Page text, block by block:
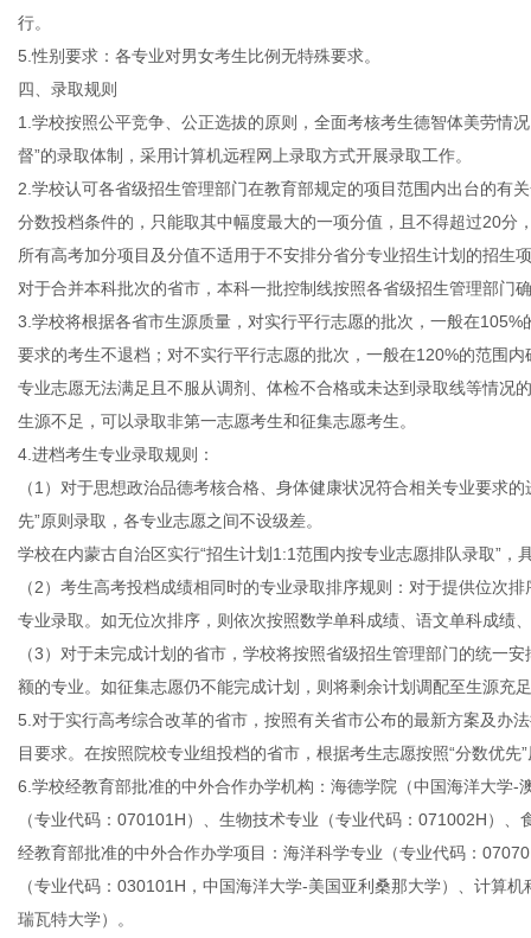
行。
5.性别要求：各专业对男女考生比例无特殊要求。
四、录取规则
1.学校按照公平竞争、公正选拔的原则，全面考核考生德智体美劳情
督”的录取体制，采用计算机远程网上录取方式开展录取工作。
2.学校认可各省级招生管理部门在教育部规定的项目范围内出台的有
分数投档条件的，只能取其中幅度最大的一项分值，且不得超过20
所有高考加分项目及分值不适用于不安排分省分专业招生计划的招生
对于合并本科批次的省市，本科一批控制线按照各省级招生管理部门
3.学校将根据各省市生源质量，对实行平行志愿的批次，一般在
要求的考生不退档；对不实行平行志愿的批次，一般在120%的范围
专业志愿无法满足且不服从调剂、体检不合格或未达到录取线等情况
生源不足，可以录取非第一志愿考生和征集志愿考生。
4.进档考生专业录取规则：
（1）对于思想政治品德考核合格、身体健康状况符合相关专业要求
先”原则录取，各专业志愿之间不设级差。
学校在内蒙古自治区实行“招生计划1:1范围内按专业志愿排队录取”
（2）考生高考投档成绩相同时的专业录取排序规则：对于提供位次
专业录取。如无位次排序，则依次按照数学单科成绩、语文单科成绩
（3）对于未完成计划的省市，学校将按照省级招生管理部门的统一
额的专业。如征集志愿仍不能完成计划，则将剩余计划调配至生源充
5.对于实行高考综合改革的省市，按照有关省市公布的最新方案及办
目要求。在按照院校专业组投档的省市，根据考生志愿按照“分数优先
6.学校经教育部批准的中外合作办学机构：海德学院（中国海洋大学
（专业代码：070101H）、生物技术专业（专业代码：071002H）
经教育部批准的中外合作办学项目：海洋科学专业（专业代码：
（专业代码：030101H，中国海洋大学-美国亚利桑那大学）、计算
瑞瓦特大学）。